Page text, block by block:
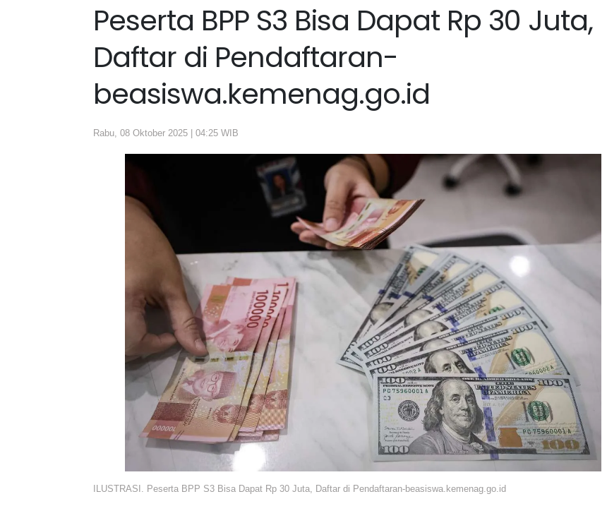
Peserta BPP S3 Bisa Dapat Rp 30 Juta,
Daftar di Pendaftaran-
beasiswa.kemenag.go.id
Rabu, 08 Oktober 2025 | 04:25 WIB
ILUSTRASI. Peserta BPP S3 Bisa Dapat Rp 30 Juta, Daftar di Pendaftaran-beasiswa.kemenag.go.id